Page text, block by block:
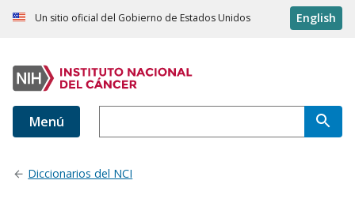
Un sitio oficial del Gobierno de Estados Unidos English
Menú
Diccionarios del NCI